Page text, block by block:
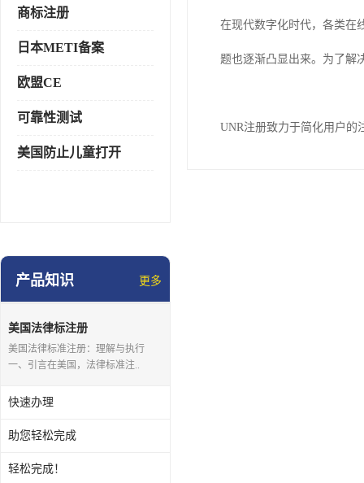
商标注册
日本METI备案
欧盟CE
可靠性测试
美国防止儿童打开
产品知识 更多
美国法律标注册
美国法律标准注册：理解与执行
一、引言在美国，法律标准注..
快速办理
助您轻松完成
轻松完成！
在现代数字化时代，各类在
题也逐渐凸显出来。为了解
UNR注册致力于简化用户的